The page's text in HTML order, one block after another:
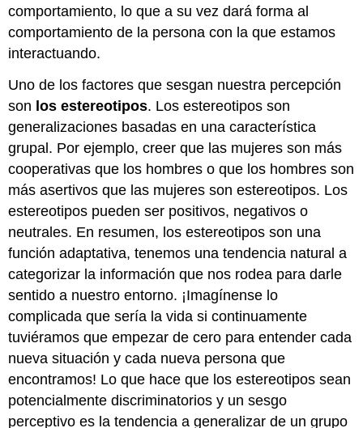
comportamiento, lo que a su vez dará forma al
comportamiento de la persona con la que estamos
interactuando.
Uno de los factores que sesgan nuestra percepción
son los estereotipos. Los estereotipos son
generalizaciones basadas en una característica
grupal. Por ejemplo, creer que las mujeres son más
cooperativas que los hombres o que los hombres son
más asertivos que las mujeres son estereotipos. Los
estereotipos pueden ser positivos, negativos o
neutrales. En resumen, los estereotipos son una
función adaptativa, tenemos una tendencia natural a
categorizar la información que nos rodea para darle
sentido a nuestro entorno. ¡Imagínense lo
complicada que sería la vida si continuamente
tuviéramos que empezar de cero para entender cada
nueva situación y cada nueva persona que
encontramos! Lo que hace que los estereotipos sean
potencialmente discriminatorios y un sesgo
perceptivo es la tendencia a generalizar de un grupo